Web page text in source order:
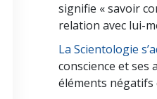
signifie « savoir
relation avec lui-
La Scientologie
conscience et ses
éléments négatifs